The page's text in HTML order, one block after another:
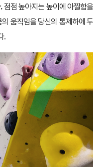
점점 높아지는 높이에 아찔함을
움직임을 당신의 통제하에 두
.